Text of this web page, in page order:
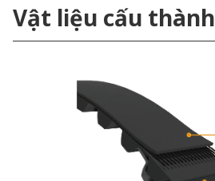
Vật liệu cấu thành